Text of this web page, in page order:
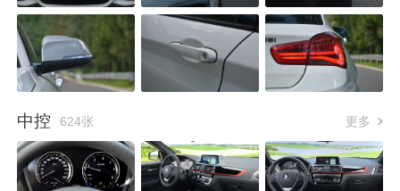
中控 624张 更多